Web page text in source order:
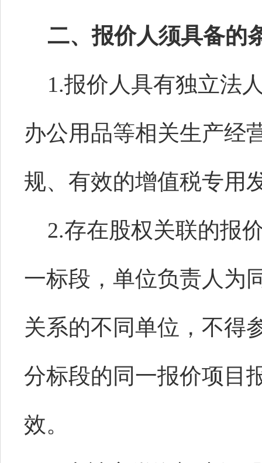
二、报价人须具备的
1.报价人具有独立法
办公用品等相关生产经
规、有效的增值税专用
2.存在股权关联的报
一标段， 单位负责人为
关系的不同单位，不得
分标段的同一报价项目
效。